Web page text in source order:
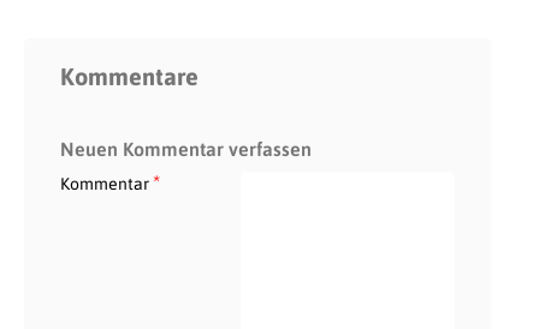
Kommentare
Neuen Kommentar verfassen
Kommentar*